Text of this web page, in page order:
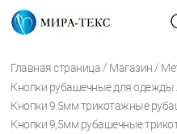
Главная страница / Магазин /
Кнопки рубашечные для одежды
Кнопки 9.5мм трикотажные
Кнопки 9,5мм рубашечные